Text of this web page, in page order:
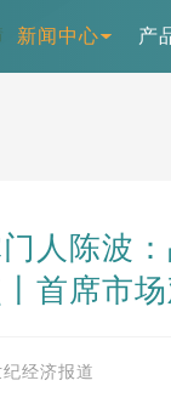
新闻中心 产
人陈波
首席市
经济报道